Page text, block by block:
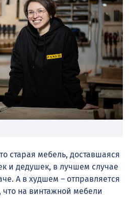
старая мебель, доставшаяся
и дедушек, в лучшем случае
А в худшем – отправляется
что на винтажной мебели